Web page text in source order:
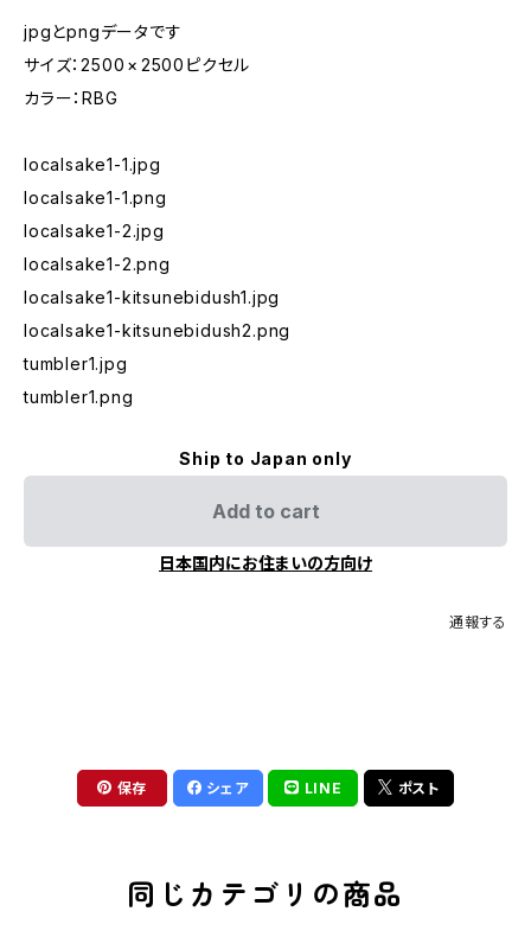
jpgとpngデータです
サイズ：2500 × 2500ピクセル
カラー：RBG
localsake1-1.jpg
localsake1-1.png
localsake1-2.jpg
localsake1-2.png
localsake1-kitsunebidush1.jpg
localsake1-kitsunebidush2.png
tumbler1.jpg
tumbler1.png
Ship to Japan only
Add to cart
日本国内にお住まいの方向け
通報する
保存 シェア LINE ポスト
同じカテゴリの商品